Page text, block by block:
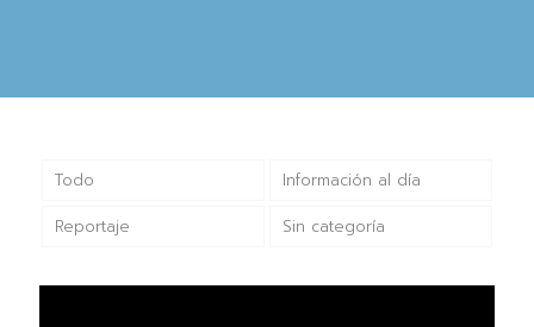
Todo Información al día
Reportaje Sin categoría